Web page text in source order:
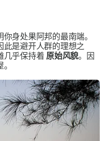
身处果阿邦的最南端。
此是避开人群的理想之
几乎保持着 原始风貌。因